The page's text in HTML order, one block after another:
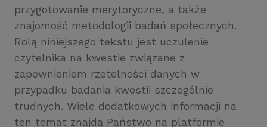
przygotowanie merytoryczne, a także
znajomość metodologii badań społecznych.
Rolą niniejszego tekstu jest uczulenie
czytelnika na kwestie związane z
zapewnieniem rzetelności danych w
przypadku badania kwestii szczególnie
trudnych. Wiele dodatkowych informacji na
ten temat znajdą Państwo na platformie